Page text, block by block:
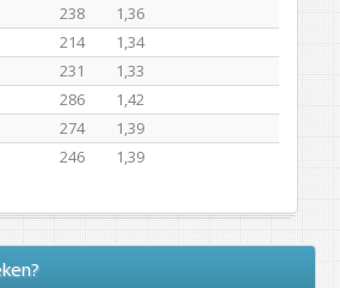
238
1,36
214
1,34
231
1,33
286
1,42
274
1,39
246 1,39